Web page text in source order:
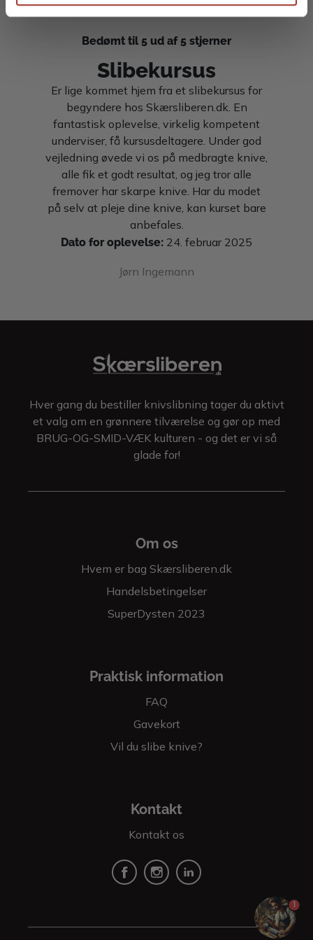
Bedømt til 5 ud af 5 stjerner
Slibekursus
Er lige kommet hjem fra et slibekursus for
begyndere hos Skærsliberen.dk. En
fantastisk oplevelse, virkelig kompetent
underviser, få kursusdeltagere. Under god
vejledning øvede vi os på medbragte knive,
alle fik et godt resultat, og jeg tror alle
fremover har skarpe knive. Har du modet
på selv at pleje dine knive, kan kurset bare
anbefales.
Dato for oplevelse: 24. februar 2025
Jørn Ingemann
Hver gang du bestiller knivslibning tager du aktivt
et valg om en grønnere tilværelse og gør op med
BRUG-OG-SMID-VÆK kulturen - og det er vi så
glade for!
Om os
Hvem er bag Skærsliberen.dk
Handelsbetingelser
SuperDysten 2023
Praktisk information
FAQ
Gavekort
Vil du slibe knive?
Kontakt
Kontakt os
Facebook
Insta linkedin
1